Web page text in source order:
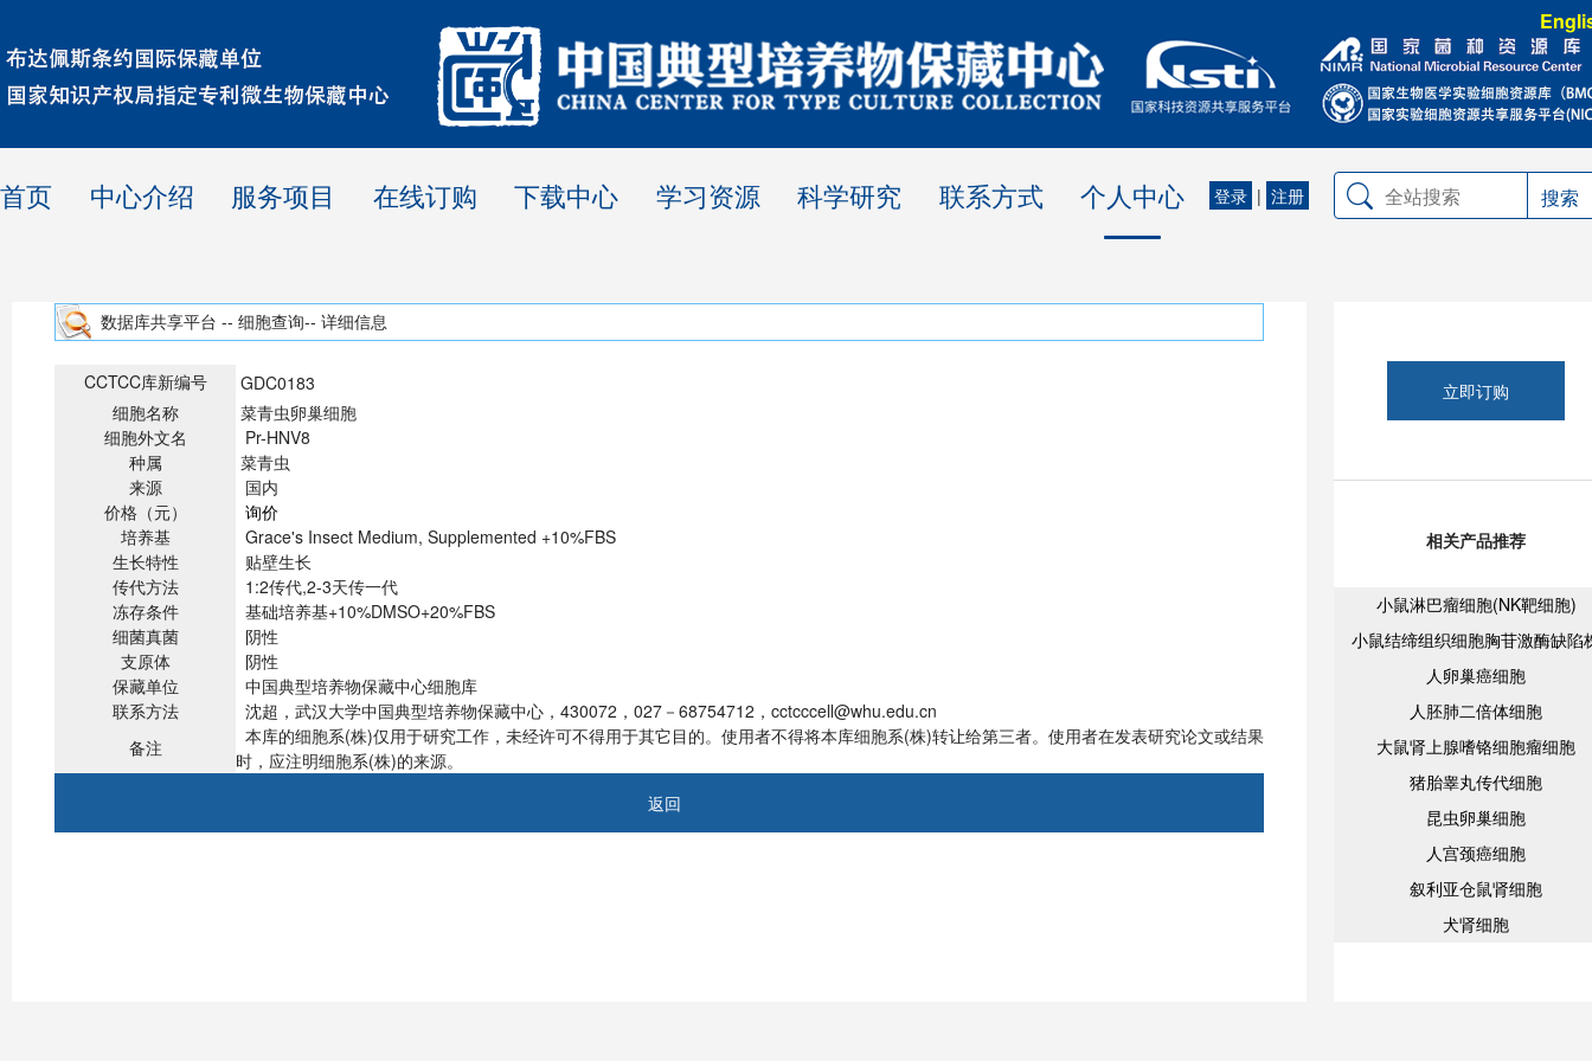
首页 中心介绍 服务项目 在线订购 下载中心 学习资源 科学研究 联系方式 个人中心 登录 | 注册 搜索
数据库共享平台 -- 细胞查询-- 详细信息
CCTCC库新编号
GDC0183
细胞名称
菜青虫卵巢细胞
细胞外文名
Pr-HNV8
种属
菜青虫
来源
国内
价格（元）
询价
培养基
Grace's Insect Medium, Supplemented +10%FBS
生长特性
贴壁生长
传代方法
1:2传代,2-3天传一代
冻存条件
基础培养基+10%DMSO+20%FBS
细菌真菌
阴性
支原体
阴性
保藏单位
中国典型培养物保藏中心细胞库
联系方法
沈超，武汉大学中国典型培养物保藏中心，430072，027－68754712，cctcccell@whu.edu.cn
备注
本库的细胞系(株)仅用于研究工作，未经许可不得用于其它目的。使用者不得将本库细胞系(株)转让给第三者。使用者在发表研究论文或结果
时，应注明细胞系(株)的来源。
返回
立即订购
相关产品推荐
小鼠淋巴瘤细胞(NK靶细胞)
小鼠结缔组织细胞胸苷激酶缺陷
人卵巢癌细胞
人胚肺二倍体细胞
大鼠肾上腺嗜铬细胞瘤细胞
猪胎睾丸传代细胞
昆虫卵巢细胞
人宫颈癌细胞
叙利亚仓鼠肾细胞
犬肾细胞